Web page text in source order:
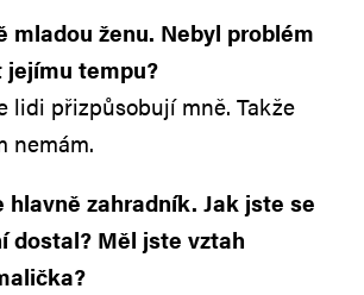
mladou ženu. Nebyl problém
jejímu tempu?
lidi přizpůsobují mně. Takže
nemám.
hlavně zahradník. Jak jste se
dostal? Měl jste vztah